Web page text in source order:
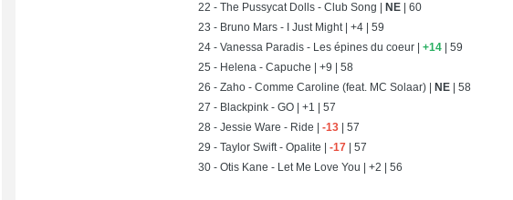
22 - The Pussycat Dolls - Club Song |
NE
| 60
23 - Bruno Mars - I Just Might | +4 | 59
24 - Vanessa Paradis - Les épines du coeur |
+14 | 59
25 - Helena - Capuche | +9 | 58
26 - Zaho - Comme Caroline (feat. MC Solaar) |
NE
| 58
27 - Blackpink - GO | +1 | 57
28 - Jessie Ware - Ride | -13 | 57
29 - Taylor Swift - Opalite | -17 | 57
30 - Otis Kane - Let Me Love You | +2 | 56